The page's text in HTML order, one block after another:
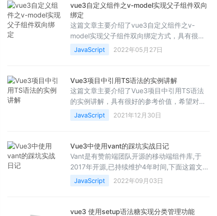
vue3自定义组件之v-model实现父子组件双向
绑定
这篇文章主要介绍了vue3自定义组件之v-
model实现父子组件双向绑定方式，具有很好
的参考价值，希望对大家有所帮助。如有错误
或未考虑完全的地方，望不吝赐教
JavaScript 2022年05月27日
Vue3项目中引用TS语法的实例讲解
这篇文章主要介绍了Vue3项目中引用TS语法
的实例讲解，具有很好的参考价值，希望对大
家有所帮助。如有错误或未考虑完全的地方，
望不吝赐教
JavaScript 2021年12月30日
Vue3中使用vant的踩坑实战日记
Vant是有赞前端团队开源的移动端组件库,于
2017年开源,已持续维护4年时间,下面这篇文章
主要给大家介绍了关于Vue3中使用vant的相关
资料,文中通过图文介绍的非常详细,需要的朋友
JavaScript 2022年09月03日
vue3 使用setup语法糖实现分类管理功能